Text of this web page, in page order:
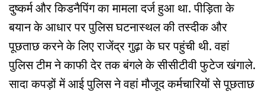
दुष्कर्म और किडनैपिंग का मामला दर्ज हुआ था. पीड़िता के
बयान के आधार पर पुलिस घटनास्थल की तस्दीक और
पूछताछ करने के लिए राजेंद्र गुढ़ा के घर पहुंची थी. वहां
पुलिस टीम ने काफी देर तक बंगले के सीसीटीवी फुटेज खंगाले.
सादा कपड़ों में आई पुलिस ने वहां मौजूद कर्मचारियों से पूछताछ